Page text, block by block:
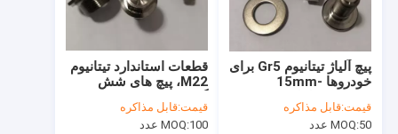
تور کارخانه
کنترل کیفیت
با ما تماس بگیرید
قطعات استاندارد تیتانیوم
M22، پیچ های شش
خوردگی M28
قیمت:قابل مذاکره
MOQ:100 عدد
پیچ آلیاژ تیتانیوم Gr5 برای
خودروها 15mm-
قیمت:قابل مذاکره
MOQ:50 عدد